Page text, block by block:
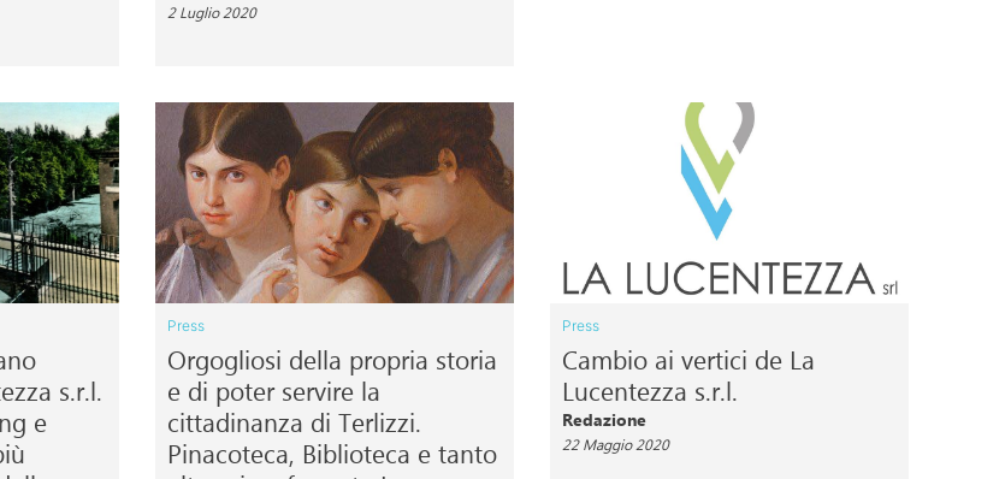
2 Luglio 2020
s.r.l.
e
Press
Orgogliosi della propria storia
e di poter servire la
cittadinanza di Terlizzi.
Pinacoteca, Biblioteca e tanto
Press
Cambio ai vertici de La
Lucentezza s.r.l.
Redazione
22 Maggio 2020